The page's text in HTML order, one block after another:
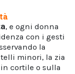
, e ogni donna
con i gesti
la
minori, la zia
cortile o sulla